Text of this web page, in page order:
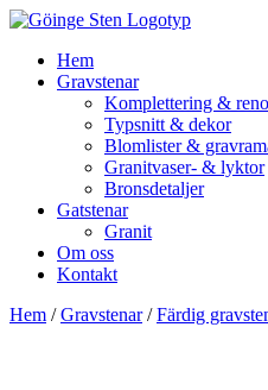
Hem
Gravstenar
Komplettering &
Typsnitt & dekor
Blomlister &
Granitvaser- & lyktor
Bronsdetaljer
Gatstenar
Granit
Om oss
Kontakt
Hem /Gravstenar/Färdig